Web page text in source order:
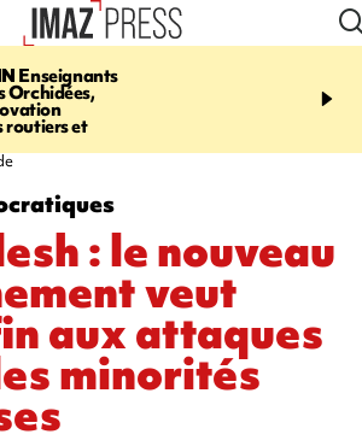
Enseignants
Orchidées,
routiers et
07:08
Orchidées pourrait
conséquences pour les
: le nouveau
veut
aux attaques
minorités